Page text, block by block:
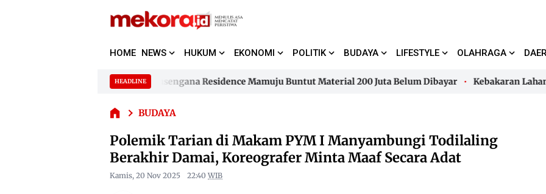
HOME NEWS HUKUM EKONOMI POLITIK BUDAYA LIFESTYLE OLAHRAGA
HEADLINE
Supplier Segel Perumahan Samusengana Residence Mamuju Buntut Material 200 Juta Belum Dibayar Kebakaran Lahan di
Supplier Segel Perumahan Samusengana Residence Mamuju Buntut Material 200 Juta Belum Dibayar Kebakaran Lahan di
BUDAYA
Polemik
Makam PYM I
Berakhir
Koreografer
Minta Maaf
Secara Adat
Polemik Tarian di Makam PYM I Manyambungi Todilaling
Berakhir Damai, Koreografer Minta Maaf Secara Adat
Kamis, 20 Nov 2025 22:40 WIB